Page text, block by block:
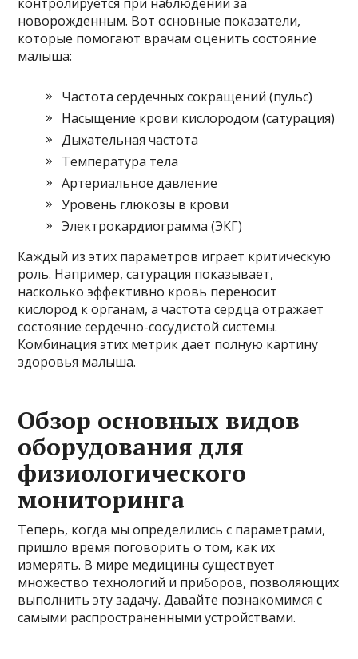
новорожденным. Вот основные показатели,
которые помогают врачам оценить состояние
малыша:
Частота сердечных сокращений (пульс)
Насыщение крови кислородом (сатурация)
Дыхательная частота
Температура тела
Артериальное давление
Уровень глюкозы в крови
Электрокардиограмма (ЭКГ)
Каждый из этих параметров играет критическую
роль. Например, сатурация показывает,
насколько эффективно кровь переносит
кислород к органам, а частота сердца отражает
состояние сердечно-сосудистой системы.
Комбинация этих метрик дает полную картину
здоровья малыша.
Обзор основных видов
оборудования для
физиологического
мониторинга
Теперь, когда мы определились с параметрами,
пришло время поговорить о том, как их
измерять. В мире медицины существует
множество технологий и приборов, позволяющих
выполнить эту задачу. Давайте познакомимся с
самыми распространенными устройствами.